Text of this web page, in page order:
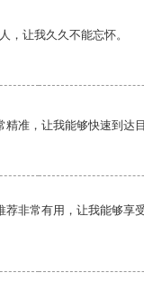
，让我久久不能忘怀。
准，让我能够快速到达目
荐非常有用，让我能够享